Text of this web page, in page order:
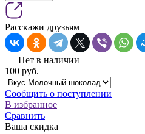
Расскажи друзьям
Нет в наличии
100 pуб.
Сообщить о поступлении
В избранное
Сравнить
Ваша скидка